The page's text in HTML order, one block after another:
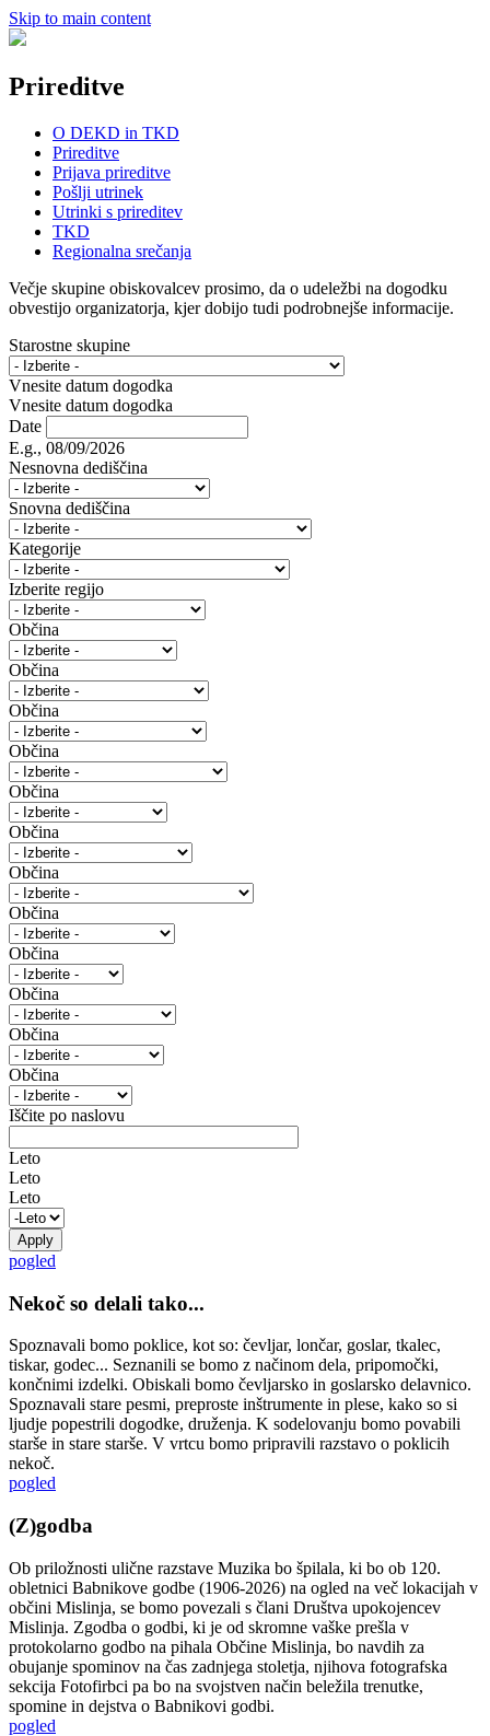
Skip to main content
Prireditve
O DEKD in TKD
Prireditve
Prijava prireditve
Pošlji utrinek
Utrinki s prireditev
TKD
Regionalna srečanja
Večje skupine obiskovalcev prosimo, da o udeležbi na dogodku
obvestijo organizatorja, kjer dobijo tudi podrobnejše informacije.
Starostne skupine
Vnesite datum dogodka
Vnesite datum dogodka
Date
E.g., 08/09/2026
Nesnovna dediščina
Snovna dediščina
Kategorije
Izberite regijo
Občina
Občina
Občina
Občina
Občina
Občina
Občina
Občina
Občina
Občina
Občina
Občina
Iščite po naslovu
Leto
Leto
Leto
pogled
Nekoč so delali tako...
Spoznavali bomo poklice, kot so: čevljar, lončar, goslar, tkalec,
tiskar, godec... Seznanili se bomo z načinom dela, pripomočki,
končnimi izdelki. Obiskali bomo čevljarsko in goslarsko delavnico.
Spoznavali stare pesmi, preproste inštrumente in plese, kako so si
ljudje popestrili dogodke, druženja. K sodelovanju bomo povabili
starše in stare starše. V vrtcu bomo pripravili razstavo o poklicih
nekoč.
pogled
(Z)godba
Ob priložnosti ulične razstave Muzika bo špilala, ki bo ob 120.
obletnici Babnikove godbe (1906-2026) na ogled na več lokacijah v
občini Mislinja, se bomo povezali s člani Društva upokojencev
Mislinja. Zgodba o godbi, ki je od skromne vaške prešla v
protokolarno godbo na pihala Občine Mislinja, bo navdih za
obujanje spominov na čas zadnjega stoletja, njihova fotografska
sekcija Fotofirbci pa bo na svojstven način beležila trenutke,
spomine in dejstva o Babnikovi godbi.
pogled